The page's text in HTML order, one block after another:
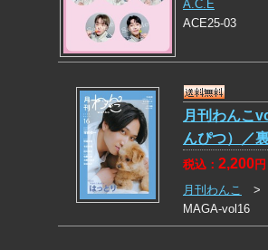
A.C.E
ACE25-03
月刊わんこ
んぴつ）／
税込： 2,200円
月刊わんこ
MAGA-vol16